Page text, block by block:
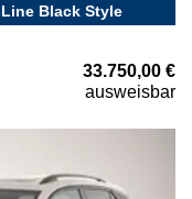
Black Style
33.750,00 €
ausweisbar